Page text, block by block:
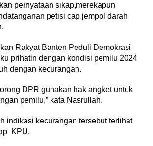
pernyataan sikap,merekapun
petisi cap jempol darah
Rakyat Banten Peduli Demokrasi
prihatin dengan kondisi pemilu 2024
dengan kecurangan.
DPR gunakan hak angket untuk
pemilu,” kata Nasrullah.
indikasi kecurangan tersebut terlihat
KPU.